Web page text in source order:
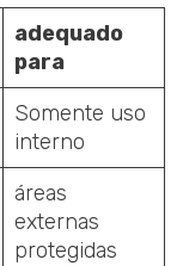
adequado
para
Somente uso
interno
áreas
externas
protegidas